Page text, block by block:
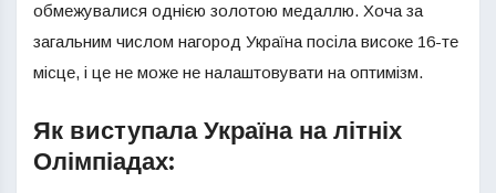
обмежувалися однією золотою медаллю. Хоча за
загальним числом нагород Україна посіла високе 16-те
місце, і це не може не налаштовувати на оптимізм.
Як виступала Україна на літніх
Олімпіадах: